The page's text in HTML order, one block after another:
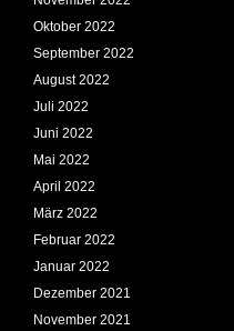
Oktober 2022
September 2022
August 2022
Juli 2022
Juni 2022
Mai 2022
April 2022
März 2022
Februar 2022
Januar 2022
Dezember 2021
November 2021